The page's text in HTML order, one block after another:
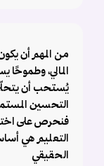
من المهم أن
المالي،
يُستحب أن يتحلّى
التحسين
فنحرص على
التعليم هي
الحقيقي